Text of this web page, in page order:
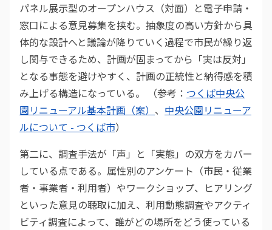
パネル展示型のオープンハウス（対面）と電子申請・
窓口による意見募集を挟む。抽象度の高い方針から具
体的な設計へと議論が降りていく過程で市民が繰り返
し関与できるため、計画が固まってから「実は反対」
となる事態を避けやすく、計画の正統性と納得感を積
み上げる構造になっている。 （参考： つくば中央公
園リニューアル基本計画（案） 、 中央公園リニューア
ルについて - つくば市）
第二に、調査手法が「声」と「実態」の双方をカバー
している点である。属性別のアンケート（市民・従業
者・事業者・利用者）やワークショップ、ヒアリング
といった意見の聴取に加え、利用動態調査やアクティ
ビティ調査によって、誰がどの場所をどう使っている